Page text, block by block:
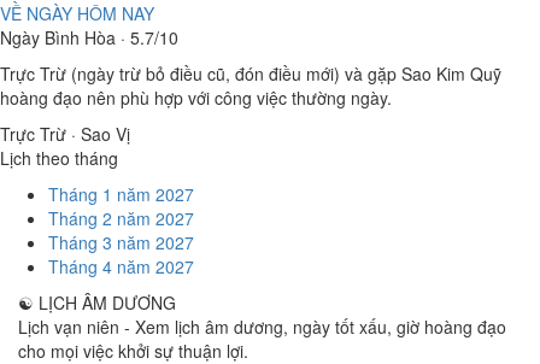
VỀ NGÀY HÔM NAY
Ngày Bình Hòa · 5.7/10
Trực Trừ (ngày trừ bỏ điều cũ, đón điều mới) và gặp Sao Kim Quỹ
hoàng đạo nên phù hợp với công việc thường ngày.
Trực Trừ · Sao Vị
Lịch theo tháng
Tháng 1 năm 2027
Tháng 2 năm 2027
Tháng 3 năm 2027
Tháng 4 năm 2027
☯ LỊCH ÂM DƯƠNG
Lịch vạn niên - Xem lịch âm dương, ngày tốt xấu, giờ hoàng đạo
cho mọi việc khởi sự thuận lợi.